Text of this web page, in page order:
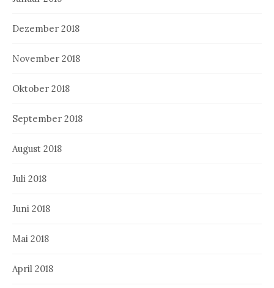
Dezember 2018
November 2018
Oktober 2018
September 2018
August 2018
Juli 2018
Juni 2018
Mai 2018
April 2018